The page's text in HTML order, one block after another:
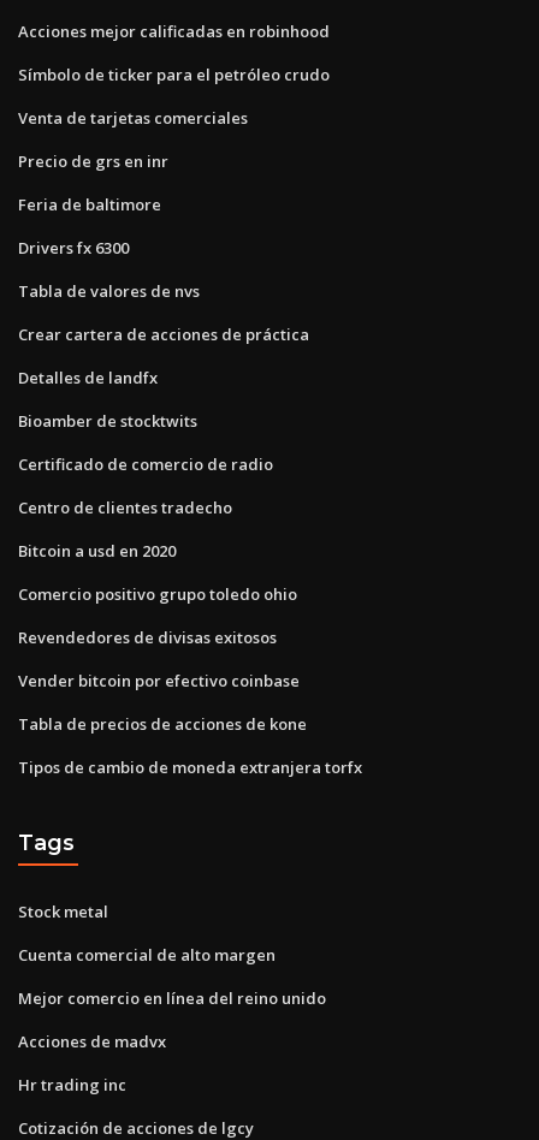
Acciones mejor calificadas en robinhood
Símbolo de ticker para el petróleo crudo
Venta de tarjetas comerciales
Precio de grs en inr
Feria de baltimore
Drivers fx 6300
Tabla de valores de nvs
Crear cartera de acciones de práctica
Detalles de landfx
Bioamber de stocktwits
Certificado de comercio de radio
Centro de clientes tradecho
Bitcoin a usd en 2020
Comercio positivo grupo toledo ohio
Revendedores de divisas exitosos
Vender bitcoin por efectivo coinbase
Tabla de precios de acciones de kone
Tipos de cambio de moneda extranjera torfx
Tags
Stock metal
Cuenta comercial de alto margen
Mejor comercio en línea del reino unido
Acciones de madvx
Hr trading inc
Cotización de acciones de lgcy